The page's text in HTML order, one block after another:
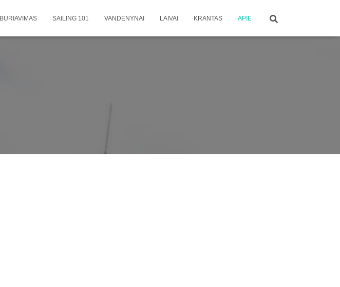
BURIAVIMAS SAILING 101 VANDENYNAI LAIVAI KRANTAS APIE